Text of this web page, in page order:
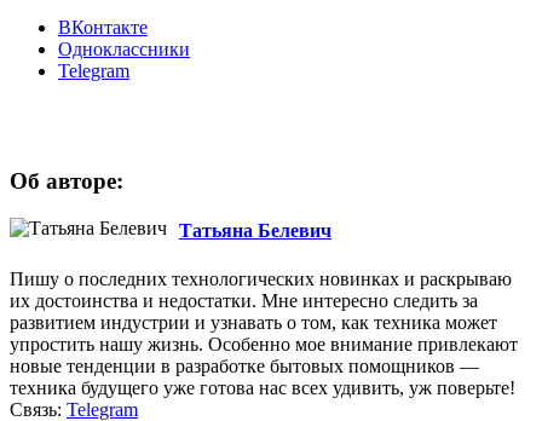
ВКонтакте
Одноклассники
Telegram
Об авторе:
Татьяна Белевич
Пишу о последних технологических новинках и раскрываю
их достоинства и недостатки. Мне интересно следить за
развитием индустрии и узнавать о том, как техника может
упростить нашу жизнь. Особенно мое внимание привлекают
новые тенденции в разработке бытовых помощников —
техника будущего уже готова нас всех удивить, уж поверьте!
Связь: Telegram